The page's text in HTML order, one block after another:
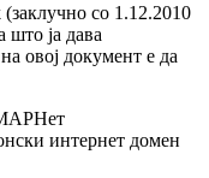
со 1.12.2010
што ја дава
овој документ е да
МАРНет
интернет домен